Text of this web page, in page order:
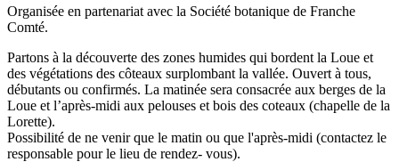
Organisée en partenariat avec la Société botanique de Franche
Comté.
Partons à la découverte des zones humides qui bordent la Loue et
des végétations des côteaux surplombant la vallée. Ouvert à tous,
débutants ou confirmés. La matinée sera consacrée aux berges de la
Loue et l’après-midi aux pelouses et bois des coteaux (chapelle de la
Lorette).
Possibilité de ne venir que le matin ou que l'après-midi (contactez le
responsable pour le lieu de rendez- vous).